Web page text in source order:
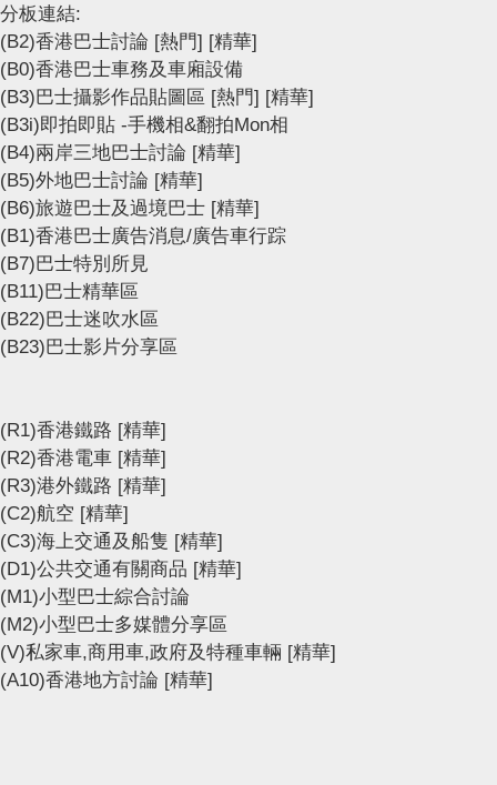
分板連結:
(B2)香港巴士討論 [熱門] [精華]
(B0)香港巴士車務及車廂設備
(B3)巴士攝影作品貼圖區 [熱門] [精華]
(B3i)即拍即貼 -手機相&翻拍Mon相
(B4)兩岸三地巴士討論 [精華]
(B5)外地巴士討論 [精華]
(B6)旅遊巴士及過境巴士 [精華]
(B1)香港巴士廣告消息/廣告車行踪
(B7)巴士特別所見
(B11)巴士精華區
(B22)巴士迷吹水區
(B23)巴士影片分享區
(R1)香港鐵路 [精華]
(R2)香港電車 [精華]
(R3)港外鐵路 [精華]
(C2)航空 [精華]
(C3)海上交通及船隻 [精華]
(D1)公共交通有關商品 [精華]
(M1)小型巴士綜合討論
(M2)小型巴士多媒體分享區
(V)私家車,商用車,政府及特種車輛 [精華]
(A10)香港地方討論 [精華]